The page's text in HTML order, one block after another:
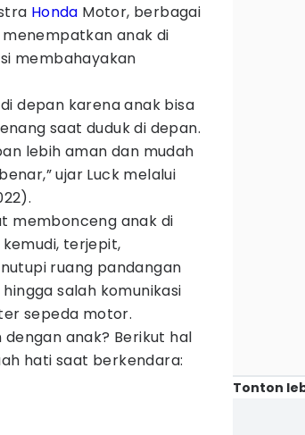
Honda Motor, berbagai
anak di
membahayakan
depan karena anak bisa
saat duduk di depan.
lebih aman dan mudah
ujar Luck melalui
membonceng anak di
terjepit,
ruang pandangan
salah komunikasi
sepeda motor.
anak? Berikut hal
hati saat berkendara:
Tonton